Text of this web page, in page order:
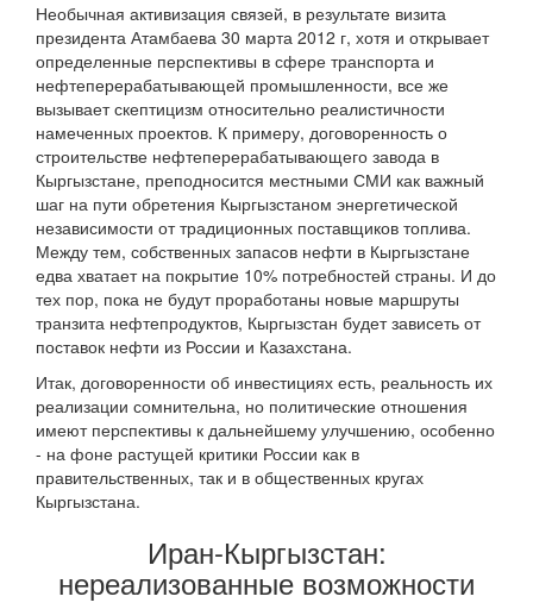
Необычная активизация связей, в результате визита
президента Атамбаева 30 марта 2012 г, хотя и открывает
определенные перспективы в сфере транспорта и
нефтеперерабатывающей промышленности, все же
вызывает скептицизм относительно реалистичности
намеченных проектов. К примеру, договоренность о
строительстве нефтеперерабатывающего завода в
Кыргызстане, преподносится местными СМИ как важный
шаг на пути обретения Кыргызстаном энергетической
независимости от традиционных поставщиков топлива.
Между тем, собственных запасов нефти в Кыргызстане
едва хватает на покрытие 10% потребностей страны. И до
тех пор, пока не будут проработаны новые маршруты
транзита нефтепродуктов, Кыргызстан будет зависеть от
поставок нефти из России и Казахстана.
Итак, договоренности об инвестициях есть, реальность их
реализации сомнительна, но политические отношения
имеют перспективы к дальнейшему улучшению, особенно
- на фоне растущей критики России как в
правительственных, так и в общественных кругах
Кыргызстана.
Иран-Кыргызстан:
нереализованные возможности